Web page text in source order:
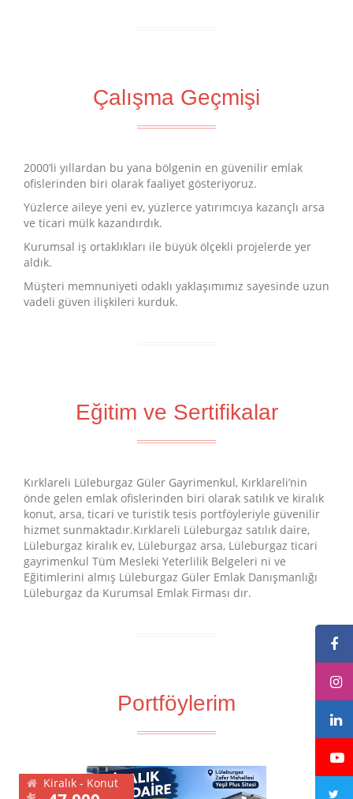
Çalışma Geçmişi
2000’li yıllardan bu yana bölgenin en güvenilir emlak
ofislerinden biri olarak faaliyet gösteriyoruz.
Yüzlerce aileye yeni ev, yüzlerce yatırımcıya kazançlı arsa
ve ticari mülk kazandırdık.
Kurumsal iş ortaklıkları ile büyük ölçekli projelerde yer
aldık.
Müşteri memnuniyeti odaklı yaklaşımımız sayesinde uzun
vadeli güven ilişkileri kurduk.
Eğitim ve Sertifikalar
Kırklareli Lüleburgaz Güler Gayrimenkul, Kırklareli’nin
önde gelen emlak ofislerinden biri olarak satılık ve kiralık
konut, arsa, ticari ve turistik tesis portföyleriyle güvenilir
hizmet sunmaktadır.Kırklareli Lüleburgaz satılık daire,
Lüleburgaz kiralık ev, Lüleburgaz arsa, Lüleburgaz ticari
gayrimenkul Tüm Mesleki Yeterlilik Belgeleri ni ve
Eğitimlerini almış Lüleburgaz Güler Emlak Danışmanlığı
Lüleburgaz da Kurumsal Emlak Firması dır.
Portföylerim
Kiralık - Konut